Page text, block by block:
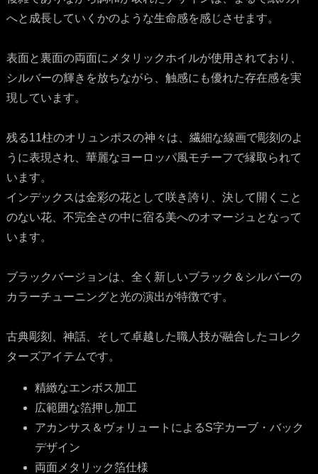
へと成長していくかのような生命感を感じさせます。
表面と裏面の両面にメタリックホイルが使用されており、
シルバーの輝きを放ちながら、触感にも優れた存在感を実
現しています。
残る11柱のオリュンポスの神々は、繊細な線画で彫刻のよ
うに表現され、華麗なヨーロッパ風モチーフで縁取られて
います。
インデックスは金彩の花として咲き誇り、決して開くこと
のない花、不完全さの中に宿る美へのオマージュとなって
います。
ブラックバージョンは、全く新しいブラック＆シルバーの
カラーチューニングと光の演出が特徴です。
古典彫刻、神話、そして卓越した職人技が融合したコレク
ターズアイテムです。
精緻なエンボス加工
広範囲な箔押し加工
アカンサス＆ヴォリュートによるS字カーブ・バック
デザイン
両面メタリック箔仕様